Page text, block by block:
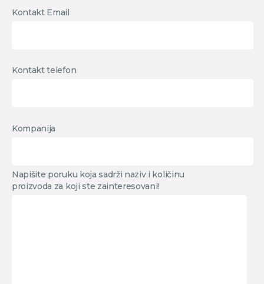
Kontakt Email
Kontakt telefon
Kompanija
Napišite poruku koja sadrži naziv i količinu
proizvoda za koji ste zainteresovani!